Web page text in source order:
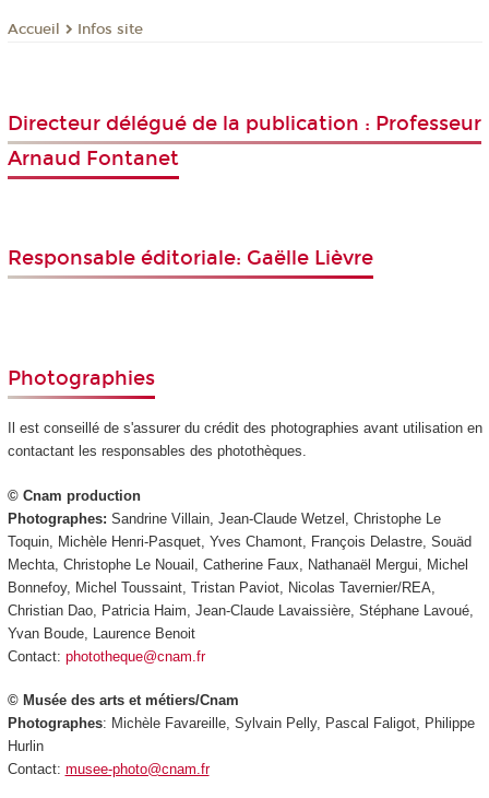
Accueil Infos site
Directeur délégué de la publication : Professeur
Arnaud Fontanet
Responsable éditoriale: Gaëlle Lièvre
Photographies
Il est conseillé de s'assurer du crédit des photographies avant utilisation en
contactant les responsables des photothèques.
© Cnam production
Photographes: Sandrine Villain, Jean-Claude Wetzel, Christophe Le
Toquin, Michèle Henri-Pasquet, Yves Chamont, François Delastre, Souäd
Mechta, Christophe Le Nouail, Catherine Faux, Nathanaël Mergui, Michel
Bonnefoy, Michel Toussaint, Tristan Paviot, Nicolas Tavernier/REA,
Christian Dao, Patricia Haim, Jean-Claude Lavaissière, Stéphane Lavoué,
Yvan Boude, Laurence Benoit
Contact: phototheque@cnam.fr
© Musée des arts et métiers/Cnam
Photographes: Michèle Favareille, Sylvain Pelly, Pascal Faligot, Philippe
Hurlin
Contact: musee-photo@cnam.fr